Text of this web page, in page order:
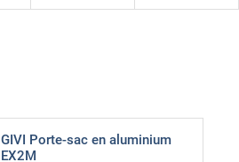
GIVI Porte-sac en aluminium
EX2M